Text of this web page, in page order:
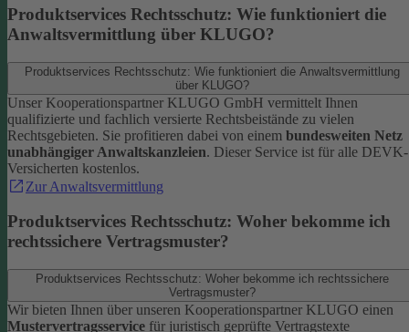
Produktservices Rechtsschutz: Wie funktioniert die
Anwaltsvermittlung über KLUGO?
Produktservices Rechtsschutz: Wie funktioniert die Anwaltsvermittlung
über KLUGO?
Unser Kooperationspartner KLUGO GmbH vermittelt Ihnen
qualifizierte und fachlich versierte Rechtsbeistände zu vielen
Rechtsgebieten. Sie profitieren dabei von einem bundesweiten Netz
unabhängiger Anwaltskanzleien. Dieser Service ist für alle DEVK-
Versicherten kostenlos.
Zur Anwaltsvermittlung
Produktservices Rechtsschutz: Woher bekomme ich
rechtssichere Vertragsmuster?
Produktservices Rechtsschutz: Woher bekomme ich rechtssichere
Vertragsmuster?
Wir bieten Ihnen über unseren Kooperationspartner KLUGO einen
Mustervertragsservice für juristisch geprüfte Vertragstexte